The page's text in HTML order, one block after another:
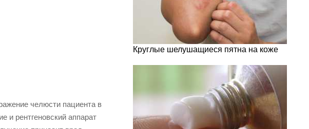
челюсти пациента в
и рентгеновский аппарат
Круглые шелушащиеся пятна на коже